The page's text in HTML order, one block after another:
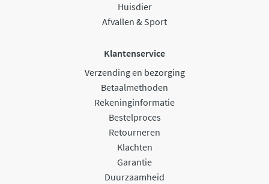
Huisdier
Afvallen & Sport
Klantenservice
Verzending en bezorging
Betaalmethoden
Rekeninginformatie
Bestelproces
Retourneren
Klachten
Garantie
Duurzaamheid